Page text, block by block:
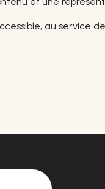
au service